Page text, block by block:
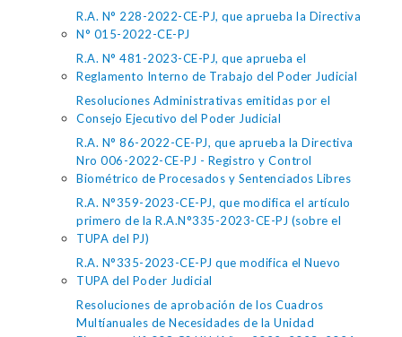
R.A. N° 228-2022-CE-PJ, que aprueba la Directiva
N° 015-2022-CE-PJ
R.A. N° 481-2023-CE-PJ, que aprueba el
Reglamento Interno de Trabajo del Poder Judicial
Resoluciones Administrativas emitidas por el
Consejo Ejecutivo del Poder Judicial
R.A. N° 86-2022-CE-PJ, que aprueba la Directiva
Nro 006-2022-CE-PJ - Registro y Control
Biométrico de Procesados y Sentenciados Libres
R.A. N°359-2023-CE-PJ, que modifica el artículo
primero de la R.A.N°335-2023-CE-PJ (sobre el
TUPA del PJ)
R.A. N°335-2023-CE-PJ que modifica el Nuevo
TUPA del Poder Judicial
Resoluciones de aprobación de los Cuadros
Multíanuales de Necesidades de la Unidad